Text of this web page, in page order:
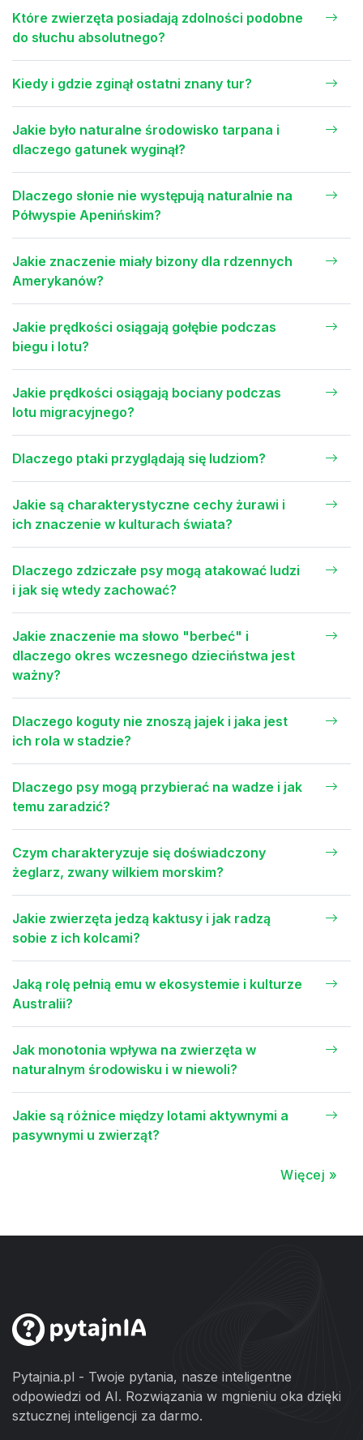
Które zwierzęta posiadają zdolności podobne
do słuchu absolutnego?
Kiedy i gdzie zginął ostatni znany tur?
Jakie było naturalne środowisko tarpana i
dlaczego gatunek wyginął?
Dlaczego słonie nie występują naturalnie na
Półwyspie Apenińskim?
Jakie znaczenie miały bizony dla rdzennych
Amerykanów?
Jakie prędkości osiągają gołębie podczas
biegu i lotu?
Jakie prędkości osiągają bociany podczas
lotu migracyjnego?
Dlaczego ptaki przyglądają się ludziom?
Jakie są charakterystyczne cechy żurawi i
ich znaczenie w kulturach świata?
Dlaczego zdziczałe psy mogą atakować ludzi
i jak się wtedy zachować?
Jakie znaczenie ma słowo "berbeć" i
dlaczego okres wczesnego dzieciństwa jest
ważny?
Dlaczego koguty nie znoszą jajek i jaka jest
ich rola w stadzie?
Dlaczego psy mogą przybierać na wadze i jak
temu zaradzić?
Czym charakteryzuje się doświadczony
żeglarz, zwany wilkiem morskim?
Jakie zwierzęta jedzą kaktusy i jak radzą
sobie z ich kolcami?
Jaką rolę pełnią emu w ekosystemie i kulturze
Australii?
Jak monotonia wpływa na zwierzęta w
naturalnym środowisku i w niewoli?
Jakie są różnice między lotami aktywnymi a
pasywnymi u zwierząt?
Więcej »
Pytajnia.pl - Twoje pytania, nasze inteligentne
odpowiedzi od AI. Rozwiązania w mgnieniu oka dzięki
sztucznej inteligencji za darmo.